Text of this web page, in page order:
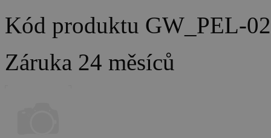
Kód produktu GW_PEL-
Záruka 24 měsíců